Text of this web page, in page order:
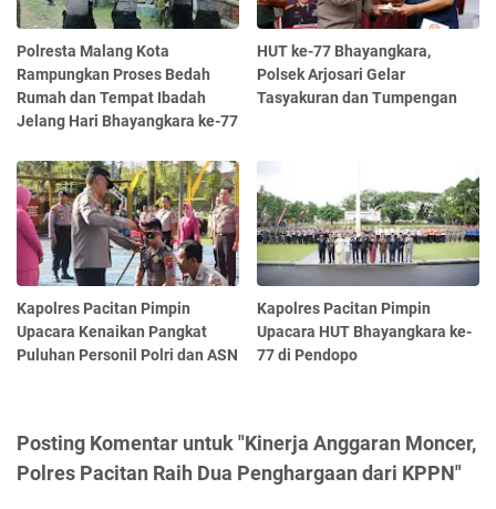
Polresta Malang Kota
Rampungkan Proses Bedah
Rumah dan Tempat Ibadah
Jelang Hari Bhayangkara ke-77
HUT ke-77 Bhayangkara,
Polsek Arjosari Gelar
Tasyakuran dan Tumpengan
Kapolres Pacitan Pimpin
Upacara Kenaikan Pangkat
Puluhan Personil Polri dan ASN
Kapolres Pacitan Pimpin
Upacara HUT Bhayangkara ke-
77 di Pendopo
Posting Komentar untuk "Kinerja Anggaran Moncer,
Polres Pacitan Raih Dua Penghargaan dari KPPN"